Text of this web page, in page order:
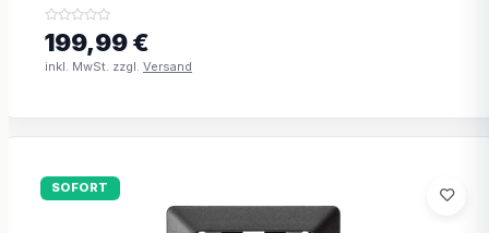
199,99 €
inkl. MwSt. zzgl. Versand
SOFORT